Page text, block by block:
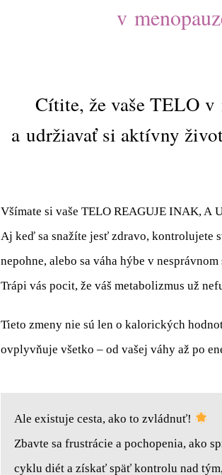
v
Cítite, že vaše TELO v
a udržiavať si aktívny
Všímate si vaše TELO REAGUJE INAK, A
Aj keď sa snažíte jesť zdravo, kontrolujete
nepohne, alebo sa váha hýbe v nesprávnom
Trápi vás pocit, že váš metabolizmus už
Tieto zmeny nie sú len o kalorických
ovplyvňuje všetko – od vašej váhy až po
Ale existuje cesta, ako to zvládnuť!
Zbavte sa frustrácie a pochopenia, ako
cyklu diét a získať späť kontrolu nad